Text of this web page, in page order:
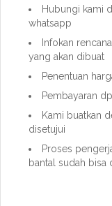
Hubungi kami
whatsapp
Infokan
yang akan dibuat
Penentuan
Pembayaran
Kami buatkan
disetujui
Proses
bantal sudah bisa